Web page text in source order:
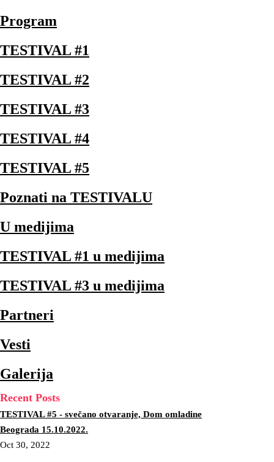
Program
TESTIVAL #1
TESTIVAL #2
TESTIVAL #3
TESTIVAL #4
TESTIVAL #5
Poznati na TESTIVALU
U medijima
TESTIVAL #1 u medijima
TESTIVAL #3 u medijima
Partneri
Vesti
Galerija
Recent Posts
TESTIVAL #5 - svečano otvaranje, Dom omladine
Beograda 15.10.2022.
Oct 30, 2022